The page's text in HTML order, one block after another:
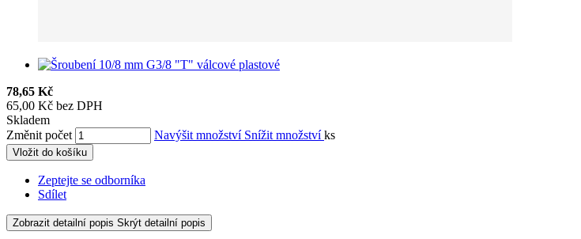
78,65 Kč
65,00 Kč bez DPH
Skladem
Změnit počet
Navýšit množství Snížit množstvíks
Vložit do košíku
Zeptejte se odborníka
Sdílet
Zobrazit detailní popis Skrýt detailní popis